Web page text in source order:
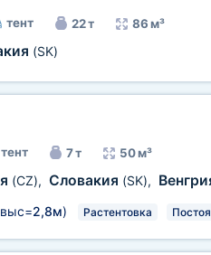
тент 22 т 86 м³
(SK)
тент 7 т 50 м³
(CZ), Словакия (SK),
выс=2,8м) Растентовка